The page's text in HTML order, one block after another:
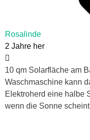
Rosalinde
2 Jahre her
10 qm Solarfläche am
Waschmaschine kann
Elektroherd eine halbe
wenn die Sonne